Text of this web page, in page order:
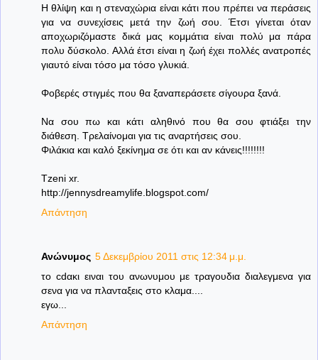
Η θλίψη και η στεναχώρια είναι κάτι που πρέπει να περάσεις
για να συνεχίσεις μετά την ζωή σου. Έτσι γίνεται όταν
αποχωριζόμαστε δικά μας κομμάτια είναι πολύ μα πάρα
πολυ δύσκολο. Αλλά έτσι είναι η ζωή έχει πολλές ανατροπές
γιαυτό είναι τόσο μα τόσο γλυκιά.
Φοβερές στιγμές που θα ξαναπεράσετε σίγουρα ξανά.
Να σου πω και κάτι αληθινό που θα σου φτιάξει την
διάθεση. Τρελαίνομαι για τις αναρτήσεις σου.
Φιλάκια και καλό ξεκίνημα σε ότι και αν κάνεις!!!!!!!!
Tzeni xr.
http://jennysdreamylife.blogspot.com/
Απάντηση
Ανώνυμος 5 Δεκεμβρίου 2011 στις 12:34 μ.μ.
το cdακι ειναι του ανωνυμου με τραγουδια διαλεγμενα για
σενα για να πλανταξεις στο κλαμα....
εγω...
Απάντηση